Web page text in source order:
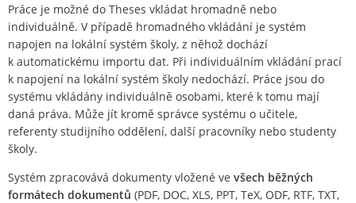
Práce je možné do Theses vkládat hromadně nebo
individuálně. V případě hromadného vkládání je systém
napojen na lokální systém školy, z něhož dochází
k automatickému importu dat. Při individuálním vkládání prací
k napojení na lokální systém školy nedochází. Práce jsou do
systému vkládány individuálně osobami, které k tomu mají
daná práva. Může jít kromě správce systému o učitele,
referenty studijního oddělení, další pracovníky nebo studenty
školy.
Systém zpracovává dokumenty vložené ve všech běžných
formátech dokumentů (PDF, DOC, XLS, PPT, TeX, ODF, RTF, TXT,